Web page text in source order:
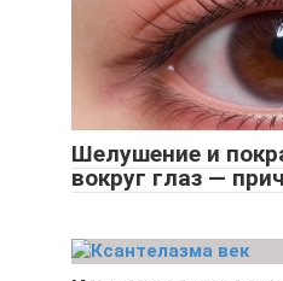
Шелушение и
вокруг глаз —